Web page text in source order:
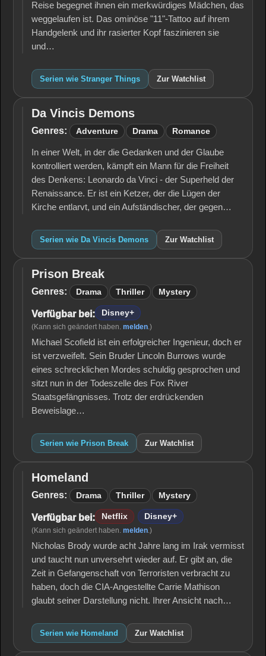
Reise begegnet ihnen ein merkwürdiges Mädchen, das
weggelaufen ist. Das ominöse "11"-Tattoo auf ihrem
Handgelenk und ihr rasierter Kopf faszinieren sie
und…
Serien wie Stranger Things Zur Watchlist
Da
Vincis
Da Vincis Demons
Genres: Adventure Drama Romance
In einer Welt, in der die Gedanken und der Glaube
kontrolliert werden, kämpft ein Mann für die Freiheit
des Denkens: Leonardo da Vinci - der Superheld der
Renaissance. Er ist ein Ketzer, der die Lügen der
Kirche entlarvt, und ein Aufständischer, der gegen…
Serien wie Da Vincis Demons Zur Watchlist
Prison
Break
Prison Break
Genres: Drama Thriller Mystery
Verfügbar bei: Disney+
(Kann sich geändert haben. melden.)
Michael Scofield ist ein erfolgreicher Ingenieur, doch er
ist verzweifelt. Sein Bruder Lincoln Burrows wurde
eines schrecklichen Mordes schuldig gesprochen und
sitzt nun in der Todeszelle des Fox River
Staatsgefängnisses. Trotz der erdrückenden
Beweislage…
Serien wie Prison Break Zur Watchlist
Homeland
Homeland
Genres: Drama Thriller Mystery
Verfügbar bei: Netflix Disney+
(Kann sich geändert haben. melden.)
Nicholas Brody wurde acht Jahre lang im Irak vermisst
und taucht nun unversehrt wieder auf. Er gibt an, die
Zeit in Gefangenschaft von Terroristen verbracht zu
haben, doch die CIA-Angestellte Carrie Mathison
glaubt seiner Darstellung nicht. Ihrer Ansicht nach…
Serien wie Homeland Zur Watchlist